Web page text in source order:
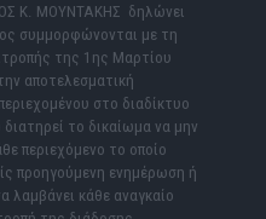
Κ. ΜΟΥΝΤΑΚΗΣ δηλώνει
συμμορφώνονται με τη
της 1ης Μαρτίου
αποτελεσματική
στο διαδίκτυο
το δικαίωμα να μην
περιεχόμενο το οποίο
προηγούμενη ενημέρωση ή
λαμβάνει κάθε αναγκαίο